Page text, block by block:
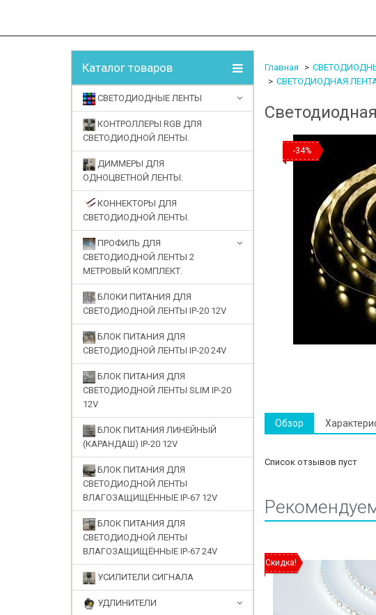
Каталог товаров
СВЕТОДИОДНЫЕ ЛЕНТЫ
КОНТРОЛЛЕРЫ RGB ДЛЯ
СВЕТОДИОДНОЙ ЛЕНТЫ.
ДИММЕРЫ ДЛЯ
ОДНОЦВЕТНОЙ ЛЕНТЫ.
КОННЕКТОРЫ ДЛЯ
СВЕТОДИОДНОЙ ЛЕНТЫ.
ПРОФИЛЬ ДЛЯ
СВЕТОДИОДНОЙ ЛЕНТЫ 2
МЕТРОВЫЙ КОМПЛЕКТ.
БЛОКИ ПИТАНИЯ ДЛЯ
СВЕТОДИОДНОЙ ЛЕНТЫ IP-20 12V
БЛОК ПИТАНИЯ ДЛЯ
СВЕТОДИОДНОЙ ЛЕНТЫ IP-20 24V
БЛОК ПИТАНИЯ ДЛЯ
СВЕТОДИОДНОЙ ЛЕНТЫ SLIM IP-20
12V
БЛОК ПИТАНИЯ ЛИНЕЙНЫЙ
(КАРАНДАШ) IP-20 12V
БЛОК ПИТАНИЯ ДЛЯ
СВЕТОДИОДНОЙ ЛЕНТЫ
ВЛАГОЗАЩИЩЁННЫЕ IP-67 12V
БЛОК ПИТАНИЯ ДЛЯ
СВЕТОДИОДНОЙ ЛЕНТЫ
ВЛАГОЗАЩИЩЁННЫЕ IP-67 24V
УСИЛИТЕЛИ СИГНАЛА
УДЛИНИТЕЛИ
Главная
СВЕТОДИОДНАЯ ЛЕНТА
-34%
Обзор
Список отзывов пуст
Скидка! Скидка!